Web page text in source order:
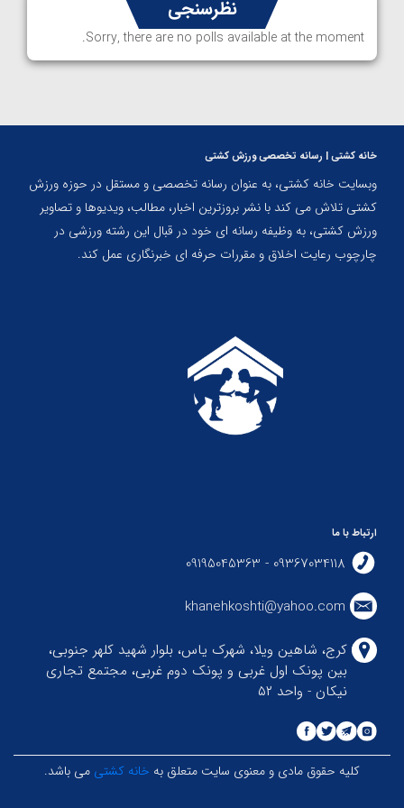
نظرسنجی
Sorry, there are no polls available at the moment.
خانه کشتی | رسانه تخصصی ورزش کشتی
وبسایت خانه کشتی، به عنوان رسانه تخصصی و مستقل در حوزه ورزش
کشتی تلاش می کند با نشر بروزترین اخبار، مطالب، ویدیوها و تصاویر
ورزش کشتی، به وظیفه رسانه ای خود در قبال این رشته ورزشی در
چارچوب رعایت اخلاق و مقررات حرفه ای خبرنگاری عمل کند.
ارتباط با ما
09367034118 - 09195045363
khanehkoshti@yahoo.com
کرج، شاهین ویلا، شهرک یاس، بلوار شهید کلهر جنوبی،
بین پونک اول غربی و پونک دوم غربی، مجتمع تجاری
نیکان - واحد ۵۲
کلیه حقوق مادی و معنوی سایت متعلق به خانه کشتی می باشد.